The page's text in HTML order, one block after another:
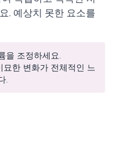
. 예상치 못한 요소를
을 조정하세요.
한 변화가 전체적인 느
.